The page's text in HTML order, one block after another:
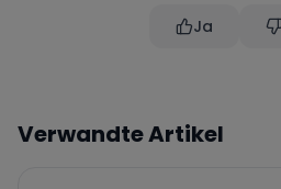
Ja
Verwandte Artikel